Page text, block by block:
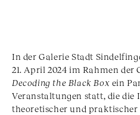
In der Galerie Stadt
21. April 2024 im Rahmen
Decoding the Black Box ein
Veranstaltungen statt, die die
theoretischer und praktischer